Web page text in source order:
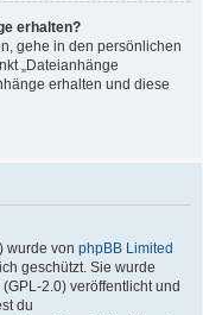
erhalten?
gehe in den persönlichen
„Dateianhänge
erhalten und diese
wurde von phpBB Limited
geschützt. Sie wurde
2.0) veröffentlicht und
du